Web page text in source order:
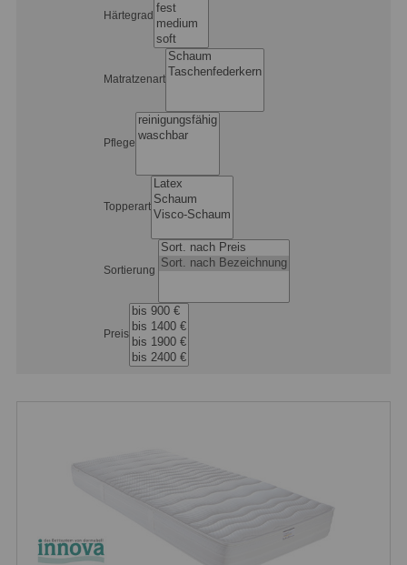
Härtegrad
Matratzenart
Pflege
Topperart
Sortierung
Preis